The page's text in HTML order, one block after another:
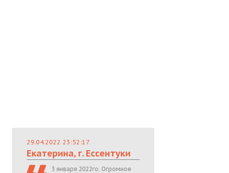
29.04.2022 23:52:17
Екатерина, г. Ессентуки
3 января 2022го. Огромное